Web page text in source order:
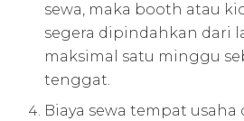
sewa, maka booth atau
segera dipindahkan dari
maksimal satu minggu
tenggat.
Biaya sewa tempat